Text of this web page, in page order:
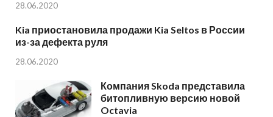
28.06.2020
Kia приостановила продажи Kia Seltos в России
из-за дефекта руля
28.06.2020
Компания Skoda представила
битопливную версию новой
Octavia